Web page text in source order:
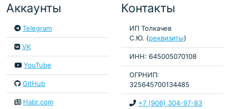
Аккаунты
Telegram
VK
YouTube
GitHub
Habr.com
Контакты
ИП Толкачев
С.Ю. (реквизиты)
ИНН: 645005070108
ОГРНИП:
325645700134485
+7 (906) 304-97-83